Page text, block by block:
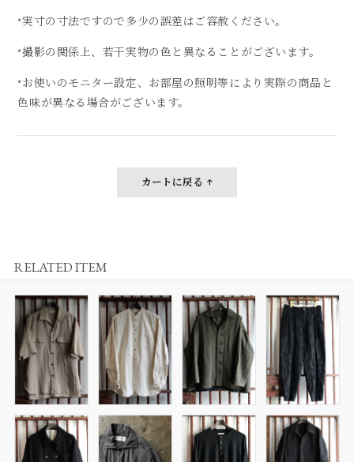
*実寸の寸法ですので多少の誤差はご容赦ください。
*撮影の関係上、若干実物の色と異なることがございます。
*お使いのモニター設定、お部屋の照明等により実際の商品と
色味が異なる場合がございます。
カートに戻る
RELATED ITEM